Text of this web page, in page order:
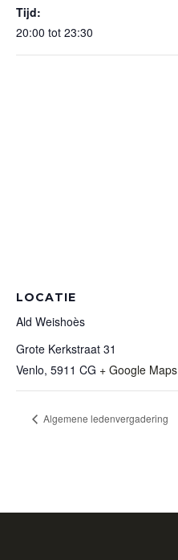
Tijd:
20:00 tot 23:30
LOCATIE
Ald Weishoès
Grote Kerkstraat 31
Venlo, 5911 CG + Google Maps
Algemene ledenvergadering